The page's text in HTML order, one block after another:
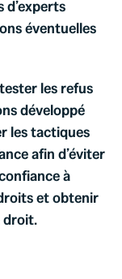
d’experts
éventuelles
les refus
développé
les tactiques
afin d’éviter
à
et obtenir
droit.